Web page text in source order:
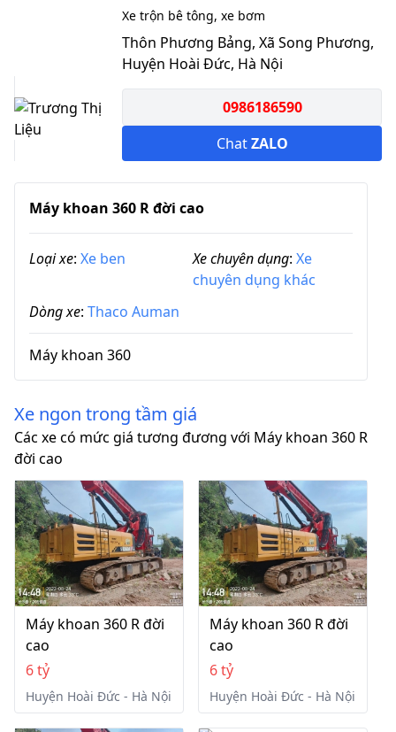
Xe trộn bê tông, xe bơm
Thôn Phương Bảng, Xã Song Phương,
Huyện Hoài Đức, Hà Nội
0986186590
ChatZALO
Máy khoan 360 R đời cao
Loại xe: Xe ben Xe chuyên dụng: Xe
chuyên dụng khác
Dòng xe: Thaco Auman
Máy khoan 360
Xe ngon trong tầm giá
Các xe có mức giá tương đương với Máy khoan 360 R
đời cao
Máy khoan 360 R đời
cao
6 tỷ
Huyện Hoài Đức - Hà Nội
Máy khoan 360 R đời
cao
6 tỷ
Huyện Hoài Đức - Hà Nội